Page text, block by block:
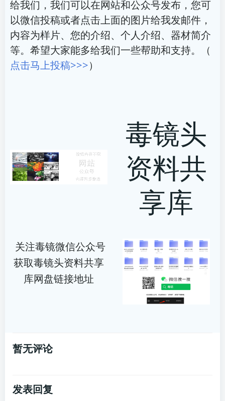
给我们，我们可以在网站和公众号发布，您可
以微信投稿或者点击上面的图片给我发邮件，
内容为样片、您的介绍、个人介绍、器材简介
等。希望大家能多给我们一些帮助和支持。（
点击马上投稿>>>）
毒镜头
资料共
享库
关注毒镜微信公众号
获取毒镜头资料共享
库网盘链接地址
暂无评论
发表回复